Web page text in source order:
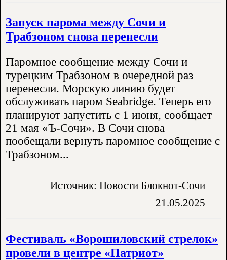
Запуск парома между Сочи и
Трабзоном снова перенесли
Паромное сообщение между Сочи и
турецким Трабзоном в очередной раз
перенесли. Морскую линию будет
обслуживать паром Seabridge. Теперь его
планируют запустить с 1 июня, сообщает
21 мая «Ъ-Сочи». В Сочи снова
пообещали вернуть паромное сообщение с
Трабзоном...
Источник: Новости Блокнот-Сочи
21.05.2025
Фестиваль «Ворошиловский стрелок»
провели в центре «Патриот»